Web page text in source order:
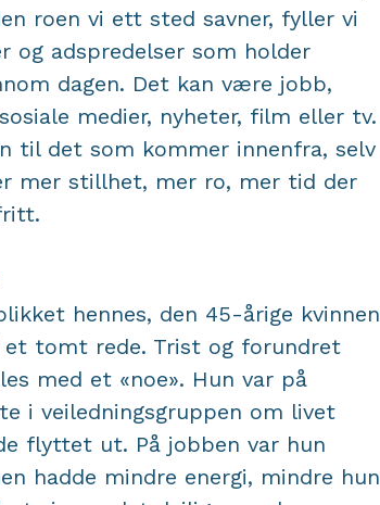
roen vi ett sted savner, fyller vi
og adspredelser som holder
dagen. Det kan være jobb,
medier, nyheter, film eller tv.
til det som kommer innenfra, selv
mer stillhet, mer ro, mer tid der
hennes, den 45-årige kvinnen
tomt rede. Trist og forundret
med et «noe». Hun var på
i veiledningsgruppen om livet
flyttet ut. På jobben var hun
hadde mindre energi, mindre hun